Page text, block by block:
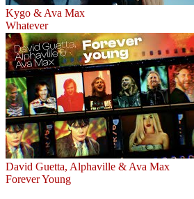
Kygo & Ava Max
Whatever
David Guetta, Alphaville & Ava Max
Forever Young